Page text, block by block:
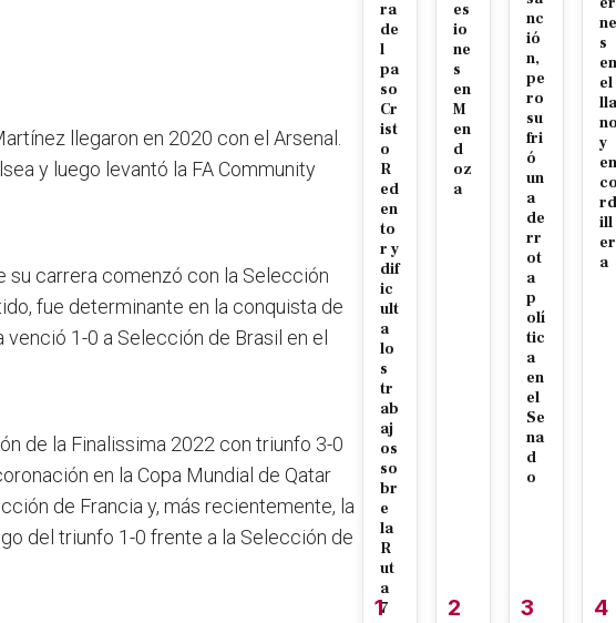
llegaron en 2020 con el Arsenal.
y luego levantó la FA Community
su carrera comenzó con la Selección
fue determinante en la conquista de
1-0 a Selección de Brasil en el
de la Finalissima 2022 con triunfo 3-0
en la Copa Mundial de Qatar
de Francia y, más recientemente, la
del triunfo 1-0 frente a la Selección de
ra
de
l
pa
so
Cr
ist
o
R
ed
en
to
r y
dif
ic
ult
a
lo
s
tr
ab
aj
os
so
br
e
la
R
ut
a
7
1
es
io
ne
s
en
M
en
d
oz
a
2
nc
ió
n,
pe
ro
su
fri
ó
un
a
de
rr
ot
a
p
olí
tic
a
en
el
Se
na
d
o
3
ne
s
en
el
lla
y
en
rd
ill
er
a
4